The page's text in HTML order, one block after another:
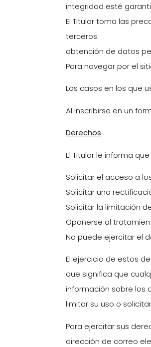
integridad esté
El Titular toma las
terceros.
obtención de datos
Para navegar por el
Los casos en los que
Al inscribirse en un
Derechos
El Titular le informa
Solicitar el acceso a
Solicitar una
Solicitar la limitación
Oponerse al
No puede ejercitar el
El ejercicio de estos
que significa que
información sobre los
limitar su uso o
Para ejercitar sus
dirección de correo